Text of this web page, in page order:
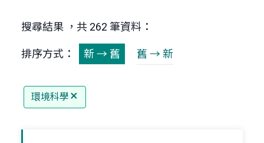
搜尋結果 ，共 262 筆資料：
排序方式： 新 → 舊 舊 → 新
環境科學